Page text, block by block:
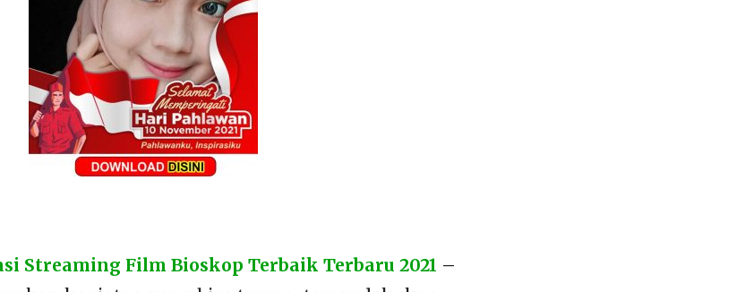
Streaming Film Bioskop Terbaik Terbaru 2021 –